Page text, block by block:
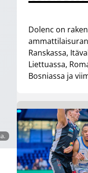
Dolenc on
Ranskassa,
Liettuassa,
Bosniassa ja